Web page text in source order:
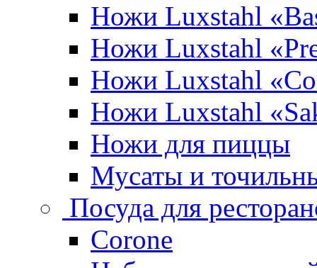
Ножи Luxstahl
Ножи Luxstahl
Ножи Luxstahl
Ножи Luxstahl
Ножи для пиццы
Мусаты и
Посуда для
Corone